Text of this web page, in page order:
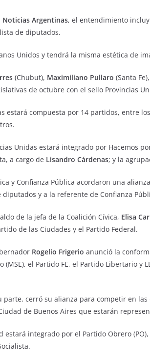
Noticias Argentinas, el entendimiento
de diputados.
Unidos y tendrá la misma estética de
(Chubut), Maximiliano Pullaro (Santa Fe),
de octubre con el sello Provincias
estará compuesta por 14 partidos, entre
Unidas estará integrado por Hacemos
a cargo de Lisandro Cárdenas; y la
y Confianza Pública acordaron una
diputados y a la referente de Confianza
de la jefa de la Coalición Cívica, Elisa
de las Ciudades y el Partido Federal.
Rogelio Frigerio anunció la
(MSE), el Partido FE, el Partido Libertario
parte, cerró su alianza para competir en
de Buenos Aires que estarán
estará integrado por el Partido Obrero